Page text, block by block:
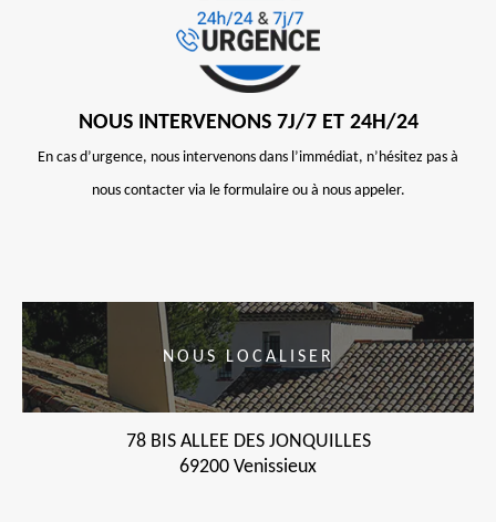
NOUS INTERVENONS 7J/7 ET 24H/24
En cas d’urgence, nous intervenons dans l’immédiat, n’hésitez pas à
nous contacter via le formulaire ou à nous appeler.
NOUS LOCALISER
78 BIS ALLEE DES JONQUILLES
69200 Venissieux